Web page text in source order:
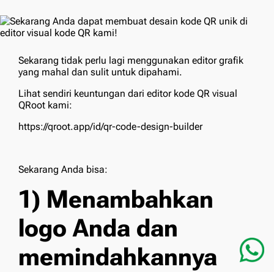
Sekarang tidak perlu lagi menggunakan editor grafik
yang mahal dan sulit untuk dipahami.
Lihat sendiri keuntungan dari editor kode QR visual
QRoot kami:
https://qroot.app/id/qr-code-design-builder
Sekarang Anda bisa:
1) Menambahkan
logo Anda dan
memindahkannya